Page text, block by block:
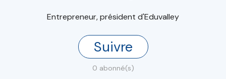
Entrepreneur, président d'Eduvalley
Suivre
0 abonné(s)